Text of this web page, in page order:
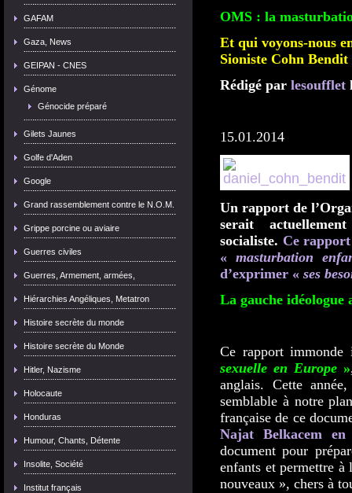
GAFAM
Gaza, News
GEIPAN - CNES
Génome
Génocide préparé
Gilets Jaunes
Golfe d'Aden
Google
Grand rassemblement contre le N.O.M.
Grippe porcine ou aviaire
Guerres civiles
Guerres, Armement, armées,
Hiérarchies Angéliques, Metatron
Histoire secrète du monde
Histoire secrète du Monde
Hitler, Nazisme
Holocaute
Honduras
Humour, Chants, Détente
Insolite, Société
Institut français
OMS : la
Et qui voyons-nous
Sioniste Cohn Bendit
Rédigé par lesoufflet
15.01.2014
Un rapport de
serait
socialiste. Ce
«masturbation
d’exprimer « ses
La gauche idéologue
Ce rapport
sexuelle en Europe »
anglais. Cette
semblable à notre
française de ce
Najat Belkacem
document pour
enfants et permettre à
nouveaux », chers à